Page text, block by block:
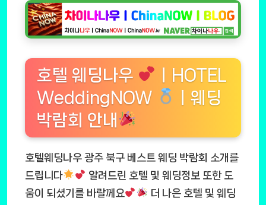
호텔 웨딩나우
ㅣHOTEL
WeddingNOW
ㅣ웨딩
박람회 안내
호텔웨딩나우 광주 북구 베스트 웨딩 박람회 소개를
드립니다
알려드린 호텔 및 웨딩정보 또한 도
움이 되셨기를 바랄께요
더 나은 호텔 및 웨딩